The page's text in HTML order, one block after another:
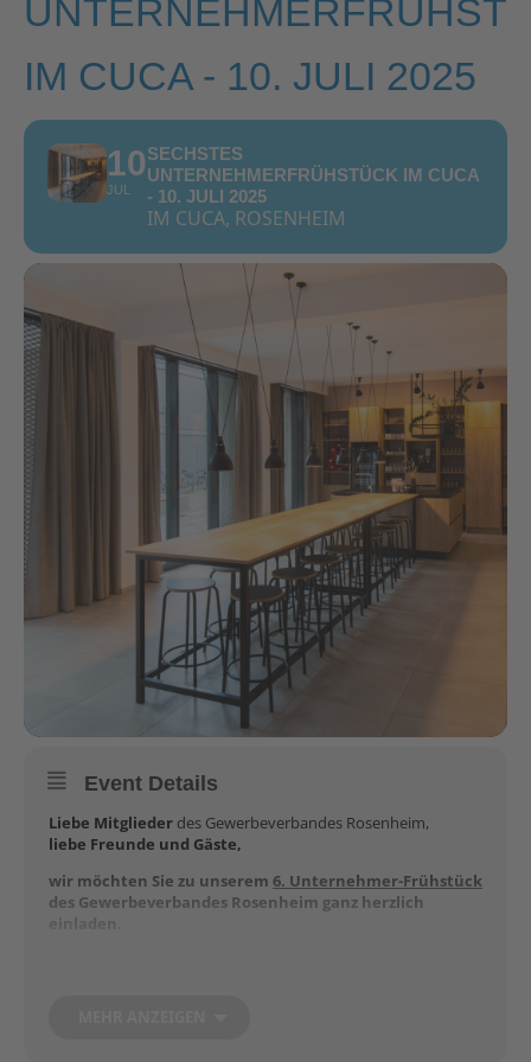
IM CUCA - 10. JULI 2025
10
JUL
SECHSTES
UNTERNEHMERFRÜHSTÜCK IM CUCA
- 10. JULI 2025
IM CUCA, ROSENHEIM
Event Details
Liebe Mitglieder des Gewerbeverbandes Rosenheim,
liebe Freunde und Gäste,
wir möchten Sie zu unserem 6. Unternehmer-Frühstück
des Gewerbeverbandes Rosenheim ganz herzlich
einladen.